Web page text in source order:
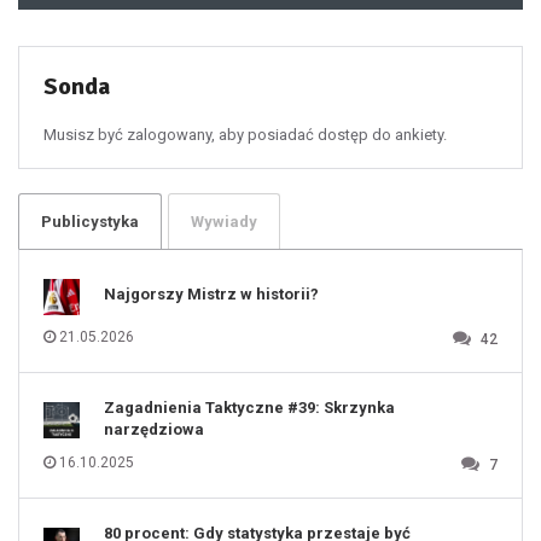
Sonda
Musisz być zalogowany, aby posiadać dostęp do ankiety.
Publicystyka Wywiady
Najgorszy Mistrz w historii?
21.05.2026 42
Zagadnienia Taktyczne #39: Skrzynka
narzędziowa
16.10.2025 7
80 procent: Gdy statystyka przestaje być